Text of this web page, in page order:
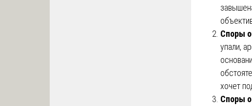
Споры
упали,
хочет
Споры